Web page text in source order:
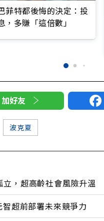
菲特都後悔的決定：投
，多賺「這倍數」
加好友
波克夏
立，超高齡社會風險升溫
智超前部署未來競爭力